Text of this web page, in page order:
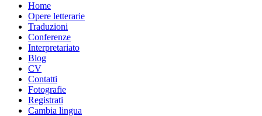
Home
Opere letterarie
Traduzioni
Conferenze
Interpretariato
Blog
CV
Contatti
Fotografie
Registrati
Cambia lingua